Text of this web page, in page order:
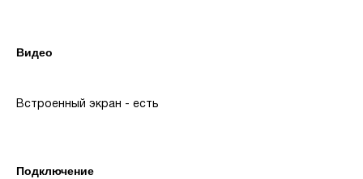
Видео
Встроенный экран - есть
Подключение